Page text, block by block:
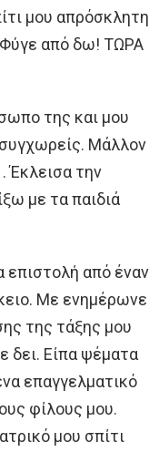
μου απρόσκλητη
Φύγε από δω! ΤΩΡΑ
της και μου
Μάλλον
Έκλεισα την
με τα παιδιά
επιστολή από έναν
Με ενημέρωνε
της τάξης μου
δει. Είπα ψέματα
επαγγελματικό
φίλους μου.
μου σπίτι